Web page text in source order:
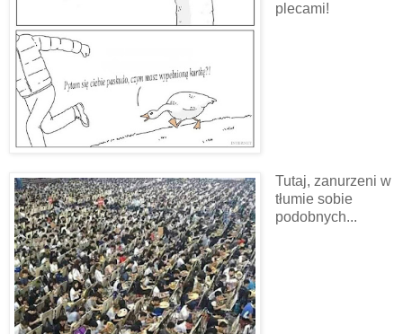
plecami!
Tutaj, zanurzeni w
tłumie sobie
podobnych...